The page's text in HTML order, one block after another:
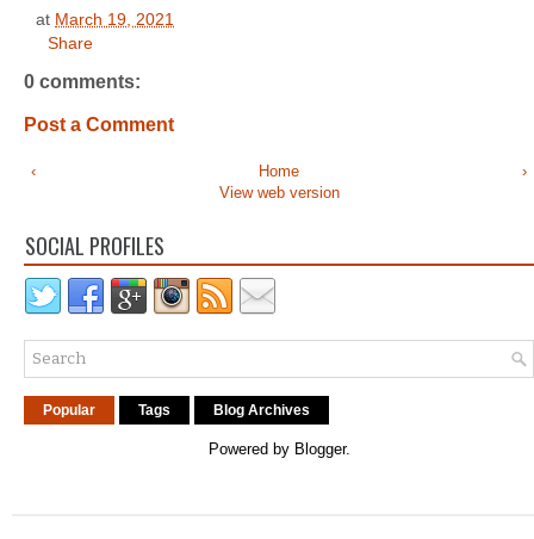
at March 19, 2021
Share
0 comments:
Post a Comment
‹ ›
Home
View web version
SOCIAL PROFILES
Popular Tags Blog Archives
Powered by Blogger.